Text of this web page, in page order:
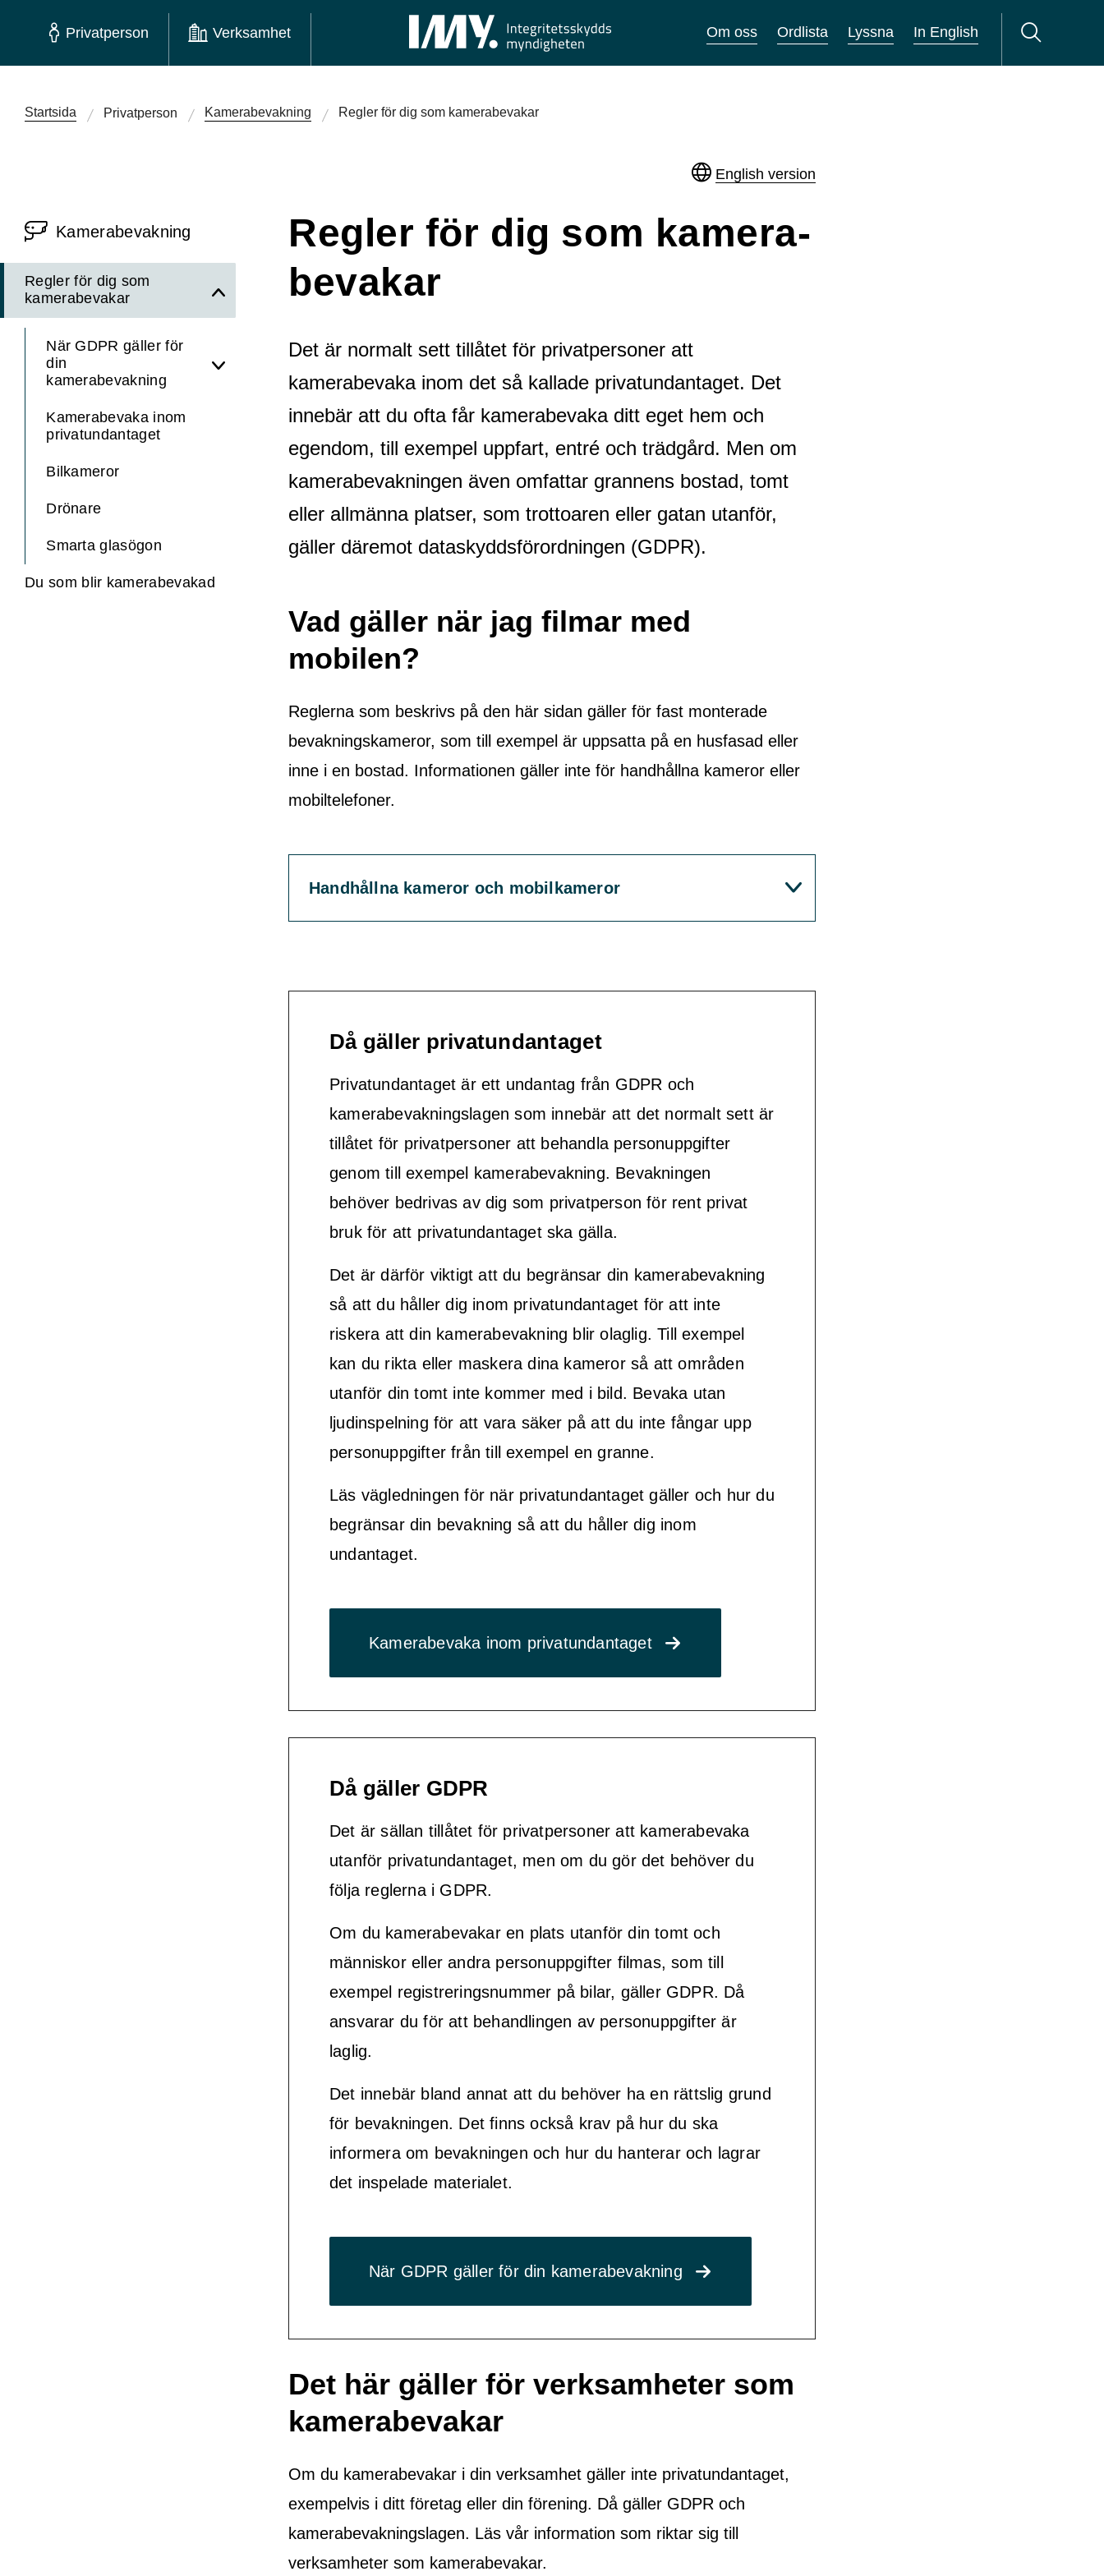
Privatperson Verksamhet Om oss Ordlista Lyssna In English
Startsida Privatperson Kamerabevakning Regler för dig som kamera­bevakar
Kamerabevakning
Regler för dig som
kamerabevakar
När GDPR gäller för
din
kamerabevakning
Kamerabevaka inom
privatundantaget
Bilkameror
Drönare
Smarta glasögon
Du som blir kamerabevakad
English version
Regler för dig som kamera­
bevakar
Det är normalt sett tillåtet för privatpersoner att
kamerabevaka inom det så kallade privatundantaget. Det
innebär att du ofta får kamerabevaka ditt eget hem och
egendom, till exempel uppfart, entré och trädgård. Men om
kamerabevakningen även omfattar grannens bostad, tomt
eller allmänna platser, som trottoaren eller gatan utanför,
gäller däremot dataskyddsförordningen (GDPR).
Vad gäller när jag filmar med
mobilen?
Reglerna som beskrivs på den här sidan gäller för fast monterade
bevakningskameror, som till exempel är uppsatta på en husfasad eller
inne i en bostad. Informationen gäller inte för handhållna kameror eller
mobiltelefoner.
Handhållna kameror och mobilkameror
Då gäller privatundantaget
Privatundantaget är ett undantag från GDPR och
kamerabevakningslagen som innebär att det normalt sett är
tillåtet för privatpersoner att behandla personuppgifter
genom till exempel kamerabevakning. Bevakningen
behöver bedrivas av dig som privatperson för rent privat
bruk för att privatundantaget ska gälla.
Det är därför viktigt att du begränsar din kamerabevakning
så att du håller dig inom privatundantaget för att inte
riskera att din kamerabevakning blir olaglig. Till exempel
kan du rikta eller maskera dina kameror så att områden
utanför din tomt inte kommer med i bild. Bevaka utan
ljudinspelning för att vara säker på att du inte fångar upp
personuppgifter från till exempel en granne.
Läs vägledningen för när privatundantaget gäller och hur du
begränsar din bevakning så att du håller dig inom
undantaget.
Kamerabevaka inom privatundantaget
Då gäller GDPR
Det är sällan tillåtet för privatpersoner att kamerabevaka
utanför privatundantaget, men om du gör det behöver du
följa reglerna i GDPR.
Om du kamerabevakar en plats utanför din tomt och
människor eller andra personuppgifter filmas, som till
exempel registreringsnummer på bilar, gäller GDPR. Då
ansvarar du för att behandlingen av personuppgifter är
laglig.
Det innebär bland annat att du behöver ha en rättslig grund
för bevakningen. Det finns också krav på hur du ska
informera om bevakningen och hur du hanterar och lagrar
det inspelade materialet.
När GDPR gäller för din kamerabevakning
Det här gäller för verksamheter som
kamerabevakar
Om du kamerabevakar i din verksamhet gäller inte privatundantaget,
exempelvis i ditt företag eller din förening. Då gäller GDPR och
kamerabevakningslagen. Läs vår information som riktar sig till
verksamheter som kamerabevakar.